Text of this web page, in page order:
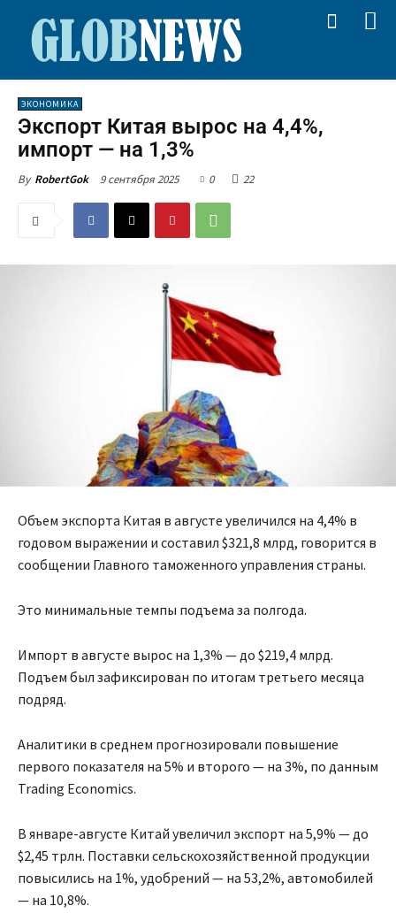
ЭКОНОМИКА
Экспорт Китая вырос на 4,4%,
импорт — на 1,3%
By RobertGok 9 сентября 2025 0 22
Объем экспорта Китая в августе увеличился на 4,4% в
годовом выражении и составил $321,8 млрд, говорится в
сообщении Главного таможенного управления страны.
Это минимальные темпы подъема за полгода.
Импорт в августе вырос на 1,3% — до $219,4 млрд.
Подъем был зафиксирован по итогам третьего месяца
подряд.
Аналитики в среднем прогнозировали повышение
первого показателя на 5% и второго — на 3%, по данным
Trading Economics.
В январе-августе Китай увеличил экспорт на 5,9% — до
$2,45 трлн. Поставки сельскохозяйственной продукции
повысились на 1%, удобрений — на 53,2%, автомобилей
— на 10,8%.